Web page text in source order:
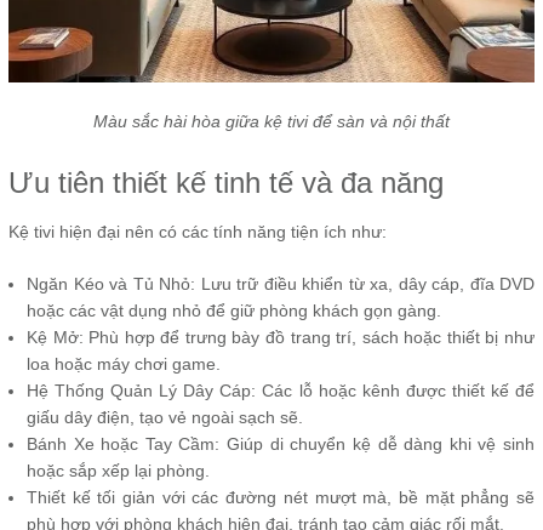
Màu sắc hài hòa giữa kệ tivi để sàn và nội thất
Ưu tiên thiết kế tinh tế và đa năng
Kệ tivi hiện đại nên có các tính năng tiện ích như:
Ngăn Kéo và Tủ Nhỏ: Lưu trữ điều khiển từ xa, dây cáp, đĩa DVD
hoặc các vật dụng nhỏ để giữ phòng khách gọn gàng.
Kệ Mở: Phù hợp để trưng bày đồ trang trí, sách hoặc thiết bị như
loa hoặc máy chơi game.
Hệ Thống Quản Lý Dây Cáp: Các lỗ hoặc kênh được thiết kế để
giấu dây điện, tạo vẻ ngoài sạch sẽ.
Bánh Xe hoặc Tay Cầm: Giúp di chuyển kệ dễ dàng khi vệ sinh
hoặc sắp xếp lại phòng.
Thiết kế tối giản với các đường nét mượt mà, bề mặt phẳng sẽ
phù hợp với phòng khách hiện đại, tránh tạo cảm giác rối mắt.